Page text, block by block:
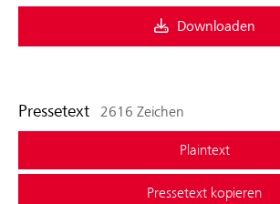
Downloaden
Pressetext 2616 Zeichen
Plaintext
Pressetext kopieren